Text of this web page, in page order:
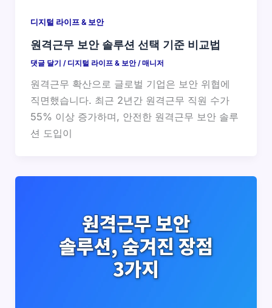
디지털 라이프 & 보안
원격근무 보안 솔루션 선택 기준 비교법
댓글 달기 / 디지털 라이프 & 보안/매니저
원격근무 확산으로 글로벌 기업은 보안 위협에
직면했습니다. 최근 2년간 원격근무 직원 수가
55% 이상 증가하며, 안전한 원격근무 보안 솔루
션 도입이